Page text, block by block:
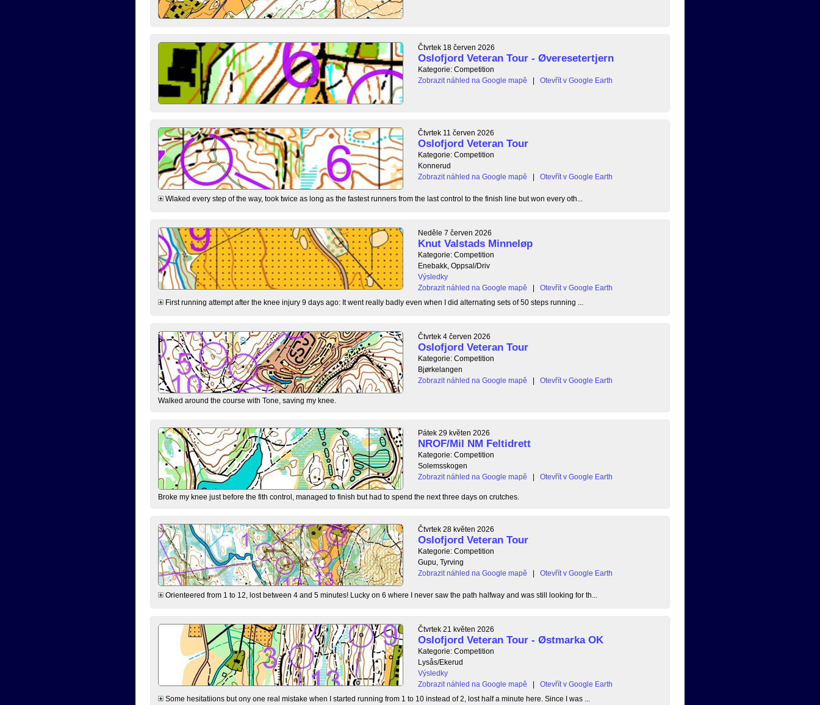
Čtvrtek 18 červen 2026
Oslofjord Veteran Tour - Øveresetertjern
Kategorie: Competition
Zobrazit náhled na Google mapě
| Otevřít v Google Earth
Čtvrtek 11 červen 2026
Oslofjord Veteran Tour
Kategorie: Competition
Konnerud
Zobrazit náhled na Google mapě
| Otevřít v Google Earth
Wlaked every step of the way, took twice as long as the fastest runners from the last control to the finish line but won every oth...
Neděle 7 červen 2026
Knut Valstads Minneløp
Kategorie: Competition
Enebakk, Oppsal/Driv
Výsledky
Zobrazit náhled na Google mapě
|
Otevřít v Google Earth
First running attempt after the knee injury 9 days ago: It went really badly even when I did alternating sets of 50 steps running ...
Čtvrtek 4 červen 2026
Oslofjord Veteran Tour
Kategorie: Competition
Bjørkelangen
Zobrazit náhled na Google mapě
| Otevřít v Google Earth
Walked around the course with Tone, saving my knee.
Pátek 29 květen 2026
NROF/Mil NM Feltidrett
Kategorie: Competition
Solemsskogen
Zobrazit náhled na Google mapě
| Otevřít v Google Earth
Broke my knee just before the fith control, managed to finish but had to spend the next three days on crutches.
Čtvrtek 28 květen 2026
Oslofjord Veteran Tour
Kategorie: Competition
Gupu, Tyrving
Zobrazit náhled na Google mapě
| Otevřít v Google Earth
Orienteered from 1 to 12, lost between 4 and 5 minutes! Lucky on 6 where I never saw the path halfway and was still looking for th...
Čtvrtek 21 květen 2026
Oslofjord Veteran Tour - Østmarka OK
Kategorie: Competition
Lysås/Ekerud
Výsledky
Zobrazit náhled na Google mapě
|
Otevřít v Google Earth
Some hesitatiions but ony one real mistake when I started running from 1 to 10 instead of 2, lost half a minute here. Since I was ...